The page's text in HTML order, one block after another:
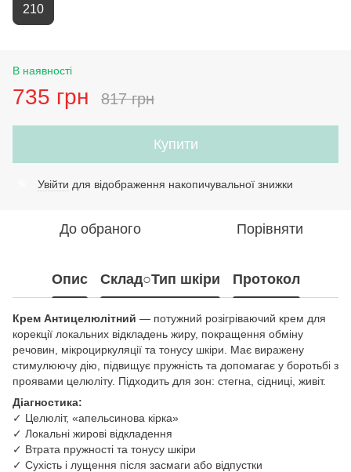
210
В наявності
735 грн 817 грн
Купити
Увійти для відображення накопичувальної знижки
До обраного Порівняти
Опис Склад○Тип шкіри Протокол
Крем Антицелюлітний — потужний розігріваючий крем для
корекції локальних відкладень жиру, покращення обміну
речовин, мікроциркуляції та тонусу шкіри. Має виражену
стимулюючу дію, підвищує пружність та допомагає у боротьбі з
проявами целюліту. Підходить для зон: стегна, сідниці, живіт.
Діагностика:
✓ Целюліт, «апельсинова кірка»
✓ Локальні жирові відкладення
✓ Втрата пружності та тонусу шкіри
✓ Сухість і лущення після засмаги або відпустки